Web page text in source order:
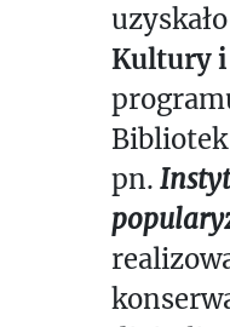
Kultury i
pn.